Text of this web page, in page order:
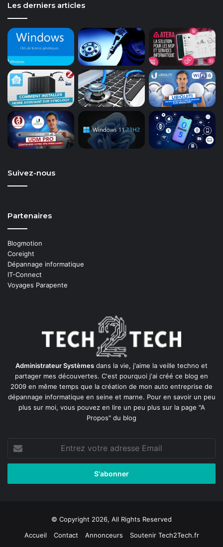
Les derniers articles
Suivez-nous
Partenaires
Blogmotion
Coreight
Dépannage informatique
IT-Connect
Voyages Parapente
Administrateur Systèmes dans la vie, j'aime la veille techno et
partager mes découvertes. C'est pourquoi j'ai créé ce blog en
2009 en même temps que la création de mon auto entreprise de
dépannage informatique en seine et marne. Pour en savoir un peu
plus sur moi, vous pouvez en lire un peu plus sur la page "A
Propos" du blog
votre
adresse
© Copyright 2026, All Rights Reserved
Accueil
Contact Annonceurs
Soutenir Tech2Tech.fr